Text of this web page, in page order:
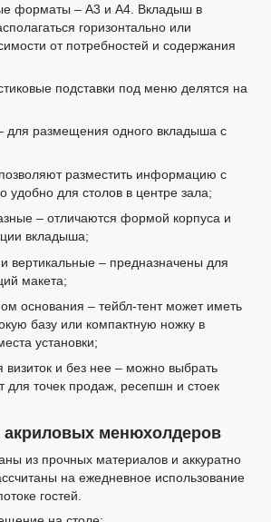
форматы – A3 и A4. Вкладыш в
горизонтально или
от потребностей и содержания
подставки под меню делятся на
для размещения одного вкладыша с
позволяют разместить информацию с
удобно для столов в центре зала;
– отличаются формой корпуса и
вкладыша;
вертикальные – предназначены для
макета;
основания – тейбл-тент может иметь
базу или компактную ножку в
установки;
визиток и без нее – можно выбрать
для точек продаж, ресепшн и стоек
менюхолдеров
из прочных материалов и аккуратно
на ежедневное использование
гостей.